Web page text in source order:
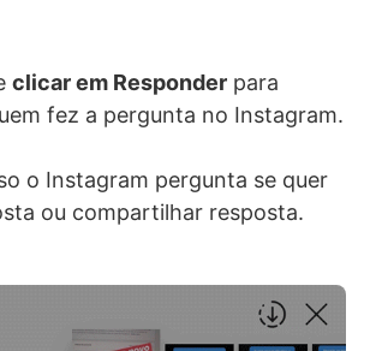
clicar em Responder para
fez a pergunta no Instagram.
o Instagram pergunta se quer
ou compartilhar resposta.